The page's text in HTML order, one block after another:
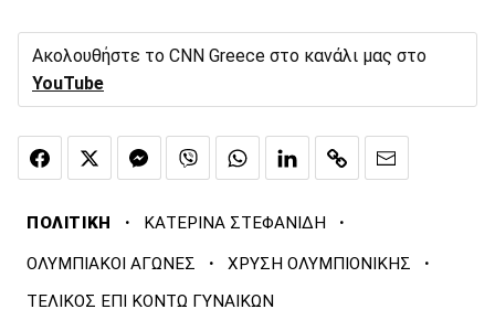
Ακολουθήστε το CNN Greece στο κανάλι μας στο
YouTube
ΠΟΛΙΤΙΚΗ · ΚΑΤΕΡΙΝΑ ΣΤΕΦΑΝΙΔΗ ·
ΟΛΥΜΠΙΑΚΟΙ ΑΓΩΝΕΣ · ΧΡΥΣΗ ΟΛΥΜΠΙΟΝΙΚΗΣ ·
ΤΕΛΙΚΟΣ ΕΠΙ ΚΟΝΤΩ ΓΥΝΑΙΚΩΝ